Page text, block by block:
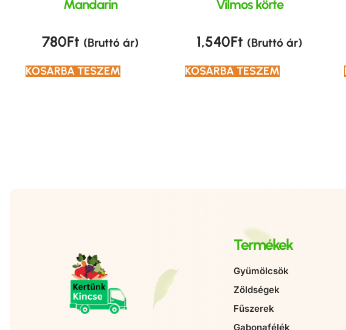
Mandarin
780Ft (Bruttó ár)
KOSÁRBA TESZEM
Vilmos körte
1,540Ft (Bruttó ár)
KOSÁRBA TESZEM
Termékek
Gyümölcsök
Zöldségek
Fűszerek
Gabonafélék